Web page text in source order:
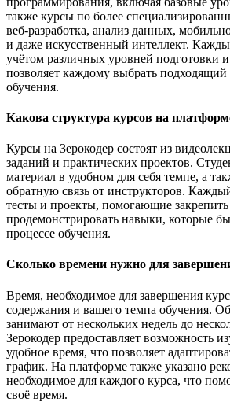
также курсы по более
веб-разработка, анализ данных,
и даже искусственный интеллект.
учётом различных уровней подготовки
позволяет каждому выбрать подходящий
обучения.
Какова структура курсов на
Курсы на Зерокодер состоят из
заданий и практических проектов.
материал в удобном для себя темпе, а
обратную связь от инструкторов.
тесты и проекты, помогающие закрепить
продемонстрировать навыки, которые
процессе обучения.
Сколько времени нужно для
Время, необходимое для завершения
содержания и вашего темпа обучения.
занимают от нескольких недель до
Зерокодер предоставляет возможность
удобное время, что позволяет
график. На платформе также указано
необходимое для каждого курса, что
своё время.